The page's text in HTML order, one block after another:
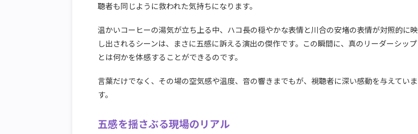
聴者も同じように救われた気持ちになります。
温かいコーヒーの湯気が立ち上る中、ハコ長の穏やかな表情と川合の安堵の表情が対照的に映
し出されるシーンは、まさに五感に訴える演出の傑作です。この瞬間に、真のリーダーシップ
とは何かを体感することができるのです。
言葉だけでなく、その場の空気感や温度、音の響きまでもが、視聴者に深い感動を与えていま
す。
五感を揺さぶる現場のリアル